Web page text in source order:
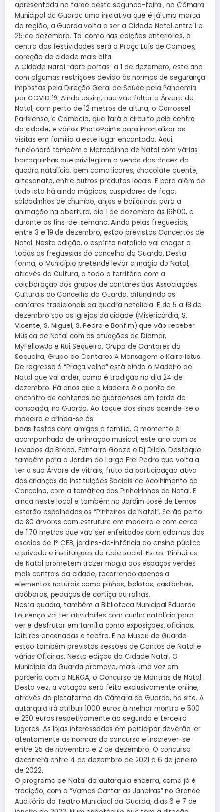
apresentada na tarde desta segunda-feira , na Câmara
Municipal da Guarda uma iniciativa que é já uma marca
da região, a Guarda volta a ser a Cidade Natal entre 1 e
25 de dezembro. Tal como nas edições anteriores, o
centro das festividades será a Praça Luís de Camões,
coração da cidade mais alta.
A Cidade Natal “abre portas” a 1 de dezembro, este ano
com algumas restrições devido às normas de segurança
impostas pela Direção Geral de Saúde pela Pandemia
por COVID 19. Ainda assim, não vão faltar a Árvore de
Natal, com perto de 12 metros de altura, o Carrossel
Parisiense, o Comboio, que fará o circuito pelo centro
da cidade, e vários PhotoPoints para imortalizar as
visitas em família a este lugar encantado. Aqui
funcionará também o Mercadinho de Natal com várias
barraquinhas que privilegiam a venda dos doces da
quadra natalícia, bem como licores, chocolate quente,
artesanato, entre outros produtos locais. E para além de
tudo isto há ainda mágicos, cuspidores de fogo,
soldadinhos de chumbo, anjos e bailarinas, para a
animação na abertura, dia 1 de dezembro às 16h00, e
durante os fins-de-semana. Ainda pelas freguesias,
entre 3 e 19 de dezembro, estão previstos Concertos de
Natal. Nesta edição, o espírito natalício vai chegar a
todas as freguesias do concelho da Guarda. Desta
forma, o Município pretende levar a magia do Natal,
através da Cultura, a todo o território com a
colaboração dos grupos de cantares das Associações
Culturais do Concelho da Guarda, difundindo os
cantares tradicionais da quadra natalícia. E de 5 a 18 de
dezembro são as Igrejas da cidade (Misericórdia, S.
Vicente, S. Miguel, S. Pedro e Bonfim) que vão receber
Música de Natal com as atuações de Diamar,
MyFellowJo e Rui Sequeira, Grupo de Cantares da
Sequeira, Grupo de Cantares A Mensagem e Kaire Ictus.
De regresso á “Praça velha” está ainda o Madeiro de
Natal que vai arder, como é tradição no dia 24 de
dezembro. Há anos que o Madeiro é o ponto de
encontro de centenas de guardenses em tarde de
consoada, na Guarda. Ao toque dos sinos acende-se o
madeiro e brinda-se às
boas festas com amigos e família. O momento é
acompanhado de animação musical, este ano com os
Levados da Breca, Fanfarra Gooze e Dj Dilcio. Destaque
também para o Jardim do Largo Frei Pedro que volta a
ter a sua Árvore de Vitrais, fruto da participação ativa
das crianças de Instituições Sociais de Acolhimento do
Concelho, com a temática dos Pinheirinhos de Natal. E
ainda neste local e também no Jardim José de Lemos
estarão espalhados os “Pinheiros de Natal”. Serão perto
de 80 árvores com estrutura em madeira e com cerca
de 1,70 metros que vão ser enfeitados com adornos das
escolas de 1º CEB, jardins-de-infância do ensino público
e privado e instituições da rede social. Estes “Pinheiros
de Natal prometem trazer magia aos espaços verdes
mais centrais da cidade, recorrendo apenas a
elementos naturais como pinhas, bolotas, castanhas,
abóboras, pedaços de cortiça ou rolhas.
Nesta quadra, também a Biblioteca Municipal Eduardo
Lourenço vai ter atividades com cunho natalício para
ver e desfrutar em família como exposições, oficinas,
leituras encenadas e teatro. E no Museu da Guarda
estão também previstas sessões de Contos de Natal e
várias Oficinas. Nesta edição da Cidade Natal, O
Município da Guarda promove, mais uma vez em
parceria com o NERGA, o Concurso de Montras de Natal.
Desta vez, a votação será feita exclusivamente online,
através da plataforma da Câmara da Guarda, no site. A
autarquia irá atribuir 1000 euros à melhor montra e 500
e 250 euros respetivamente ao segundo e terceiro
lugares. As lojas interessadas em participar deverão ler
atentamente as normas do concurso e inscrever-se
entre 25 de novembro e 2 de dezembro. O concurso
decorrerá entre 4 de dezembro de 2021 e 6 de janeiro
de 2022.
O programa de Natal da autarquia encerra, como já é
tradição, com o “Vamos Cantar as Janeiras” no Grande
Auditório do Teatro Municipal da Guarda, dias 6 e 7 de